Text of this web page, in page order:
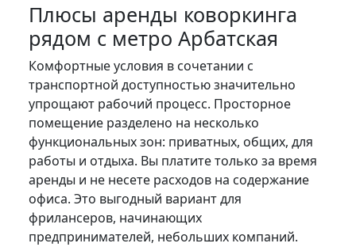
Плюсы аренды коворкинга
рядом с метро Арбатская
Комфортные условия в сочетании с
транспортной доступностью значительно
упрощают рабочий процесс. Просторное
помещение разделено на несколько
функциональных зон: приватных, общих, для
работы и отдыха. Вы платите только за время
аренды и не несете расходов на содержание
офиса. Это выгодный вариант для
фрилансеров, начинающих
предпринимателей, небольших компаний.